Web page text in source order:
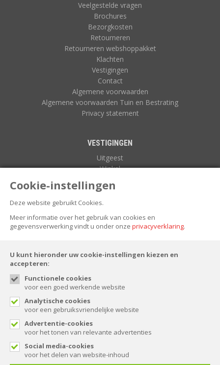
Cookie-instellingen
Deze website gebruikt Cookies.
Meer informatie over het gebruik van cookies en
gegevensverwerking vindt u onder onze privacyverklaring.
U kunt hieronder uw cookie-instellingen kiezen en
accepteren:
Functionele cookies
voor een goed werkende website
Analytische cookies
voor een gebruiksvriendelijke website
Advertentie-cookies
voor het tonen van relevante advertenties
Social media-cookies
voor het delen van website-inhoud
Veelgestelde vragen
Brochures
Bezorgkosten
Retourneren
Retourneren webshoppakket
Klachten
Vestigingen
Contact
Algemene voorwaarden
Algemene voorwaarden Tuin en Bestrating
Privacy statement
VESTIGINGEN
Uitgeest
Winkel
Zuidoostbeemster
FOLLOW US
© Spaansen 2026. All rights reserved.